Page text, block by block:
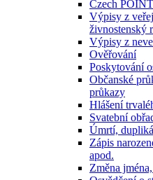
Czech POINT
Výpisy z
živnostenský
Výpisy z
Ověřování
Poskytování
Občanské
průkazy
Hlášení
Svatební
Úmrtí,
Zápis
apod.
Změna